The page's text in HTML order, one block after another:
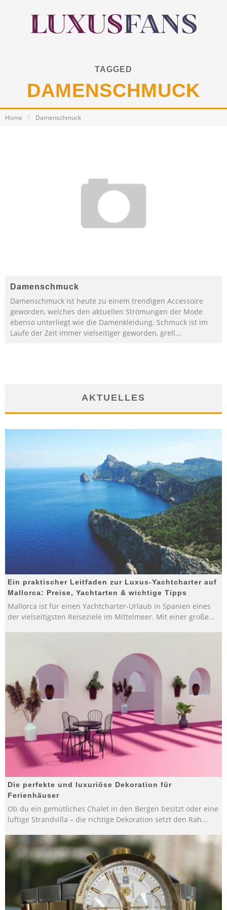
TAGGED
DAMENSCHMUCK
Home Damenschmuck
Damenschmuck
Damenschmuck ist heute zu einem trendigen Accessoire
geworden, welches den aktuellen Strömungen der Mode
ebenso unterliegt wie die Damenkleidung. Schmuck ist im
Laufe der Zeit immer vielseitiger geworden, grell...
AKTUELLES
Ein praktischer Leitfaden zur Luxus-Yachtcharter auf
Mallorca: Preise, Yachtarten & wichtige Tipps
Mallorca ist für einen Yachtcharter-Urlaub in Spanien eines
der vielseitigsten Reiseziele im Mittelmeer. Mit einer große...
Die perfekte und luxuriöse Dekoration für
Ferienhäuser
Ob du ein gemütliches Chalet in den Bergen besitzt oder eine
luftige Strandvilla – die richtige Dekoration setzt den Rah...